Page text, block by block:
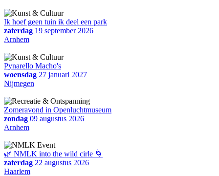
Ik hoef geen tuin ik deel een park
zaterdag 19 september 2026
Arnhem
Pynarello Macho's
woensdag 27 januari 2027
Nijmegen
Zomeravond in Openluchtmuseum
zondag 09 augustus 2026
Arnhem
🌿 NMLK into the wild cirle 🌀
zaterdag 22 augustus 2026
Haarlem